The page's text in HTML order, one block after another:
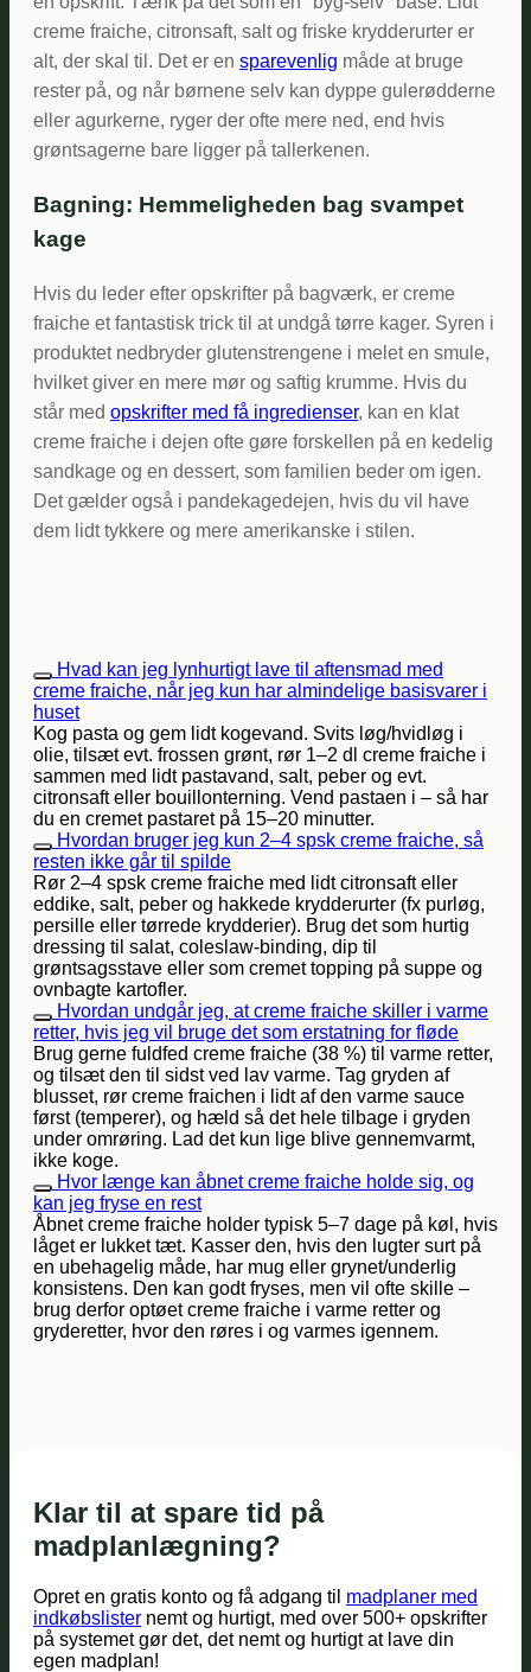
creme fraiche, citronsaft, salt og friske krydderurter er
alt, der skal til. Det er en sparevenlig måde at bruge
rester på, og når børnene selv kan dyppe gulerødderne
eller agurkerne, ryger der ofte mere ned, end hvis
grøntsagerne bare ligger på tallerkenen.
Bagning: Hemmeligheden bag svampet
kage
Hvis du leder efter opskrifter på bagværk, er creme
fraiche et fantastisk trick til at undgå tørre kager. Syren i
produktet nedbryder glutenstrengene i melet en smule,
hvilket giver en mere mør og saftig krumme. Hvis du
står med opskrifter med få ingredienser, kan en klat
creme fraiche i dejen ofte gøre forskellen på en kedelig
sandkage og en dessert, som familien beder om igen.
Det gælder også i pandekagedejen, hvis du vil have
dem lidt tykkere og mere amerikanske i stilen.
Hvad kan jeg lynhurtigt lave til aftensmad med
creme fraiche, når jeg kun har almindelige basisvarer i
huset
Kog pasta og gem lidt kogevand. Svits løg/hvidløg i
olie, tilsæt evt. frossen grønt, rør 1–2 dl creme fraiche i
sammen med lidt pastavand, salt, peber og evt.
citronsaft eller bouillonterning. Vend pastaen i – så har
du en cremet pastaret på 15–20 minutter.
Hvordan bruger jeg kun 2–4 spsk creme fraiche, så
resten ikke går til spilde
Rør 2–4 spsk creme fraiche med lidt citronsaft eller
eddike, salt, peber og hakkede krydderurter (fx purløg,
persille eller tørrede krydderier). Brug det som hurtig
dressing til salat, coleslaw-binding, dip til
grøntsagsstave eller som cremet topping på suppe og
ovnbagte kartofler.
Hvordan undgår jeg, at creme fraiche skiller i varme
retter, hvis jeg vil bruge det som erstatning for fløde
Brug gerne fuldfed creme fraiche (38 %) til varme retter,
og tilsæt den til sidst ved lav varme. Tag gryden af
blusset, rør creme fraichen i lidt af den varme sauce
først (temperer), og hæld så det hele tilbage i gryden
under omrøring. Lad det kun lige blive gennemvarmt,
ikke koge.
Hvor længe kan åbnet creme fraiche holde sig, og
kan jeg fryse en rest
Åbnet creme fraiche holder typisk 5–7 dage på køl, hvis
låget er lukket tæt. Kasser den, hvis den lugter surt på
en ubehagelig måde, har mug eller grynet/underlig
konsistens. Den kan godt fryses, men vil ofte skille –
brug derfor optøet creme fraiche i varme retter og
gryderetter, hvor den røres i og varmes igennem.
Klar til at spare tid på
madplanlægning?
Opret en gratis konto og få adgang til madplaner med
indkøbslister nemt og hurtigt, med over 500+ opskrifter
på systemet gør det, det nemt og hurtigt at lave din
egen madplan!